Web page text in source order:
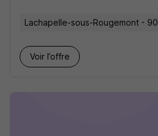
Lachapelle-sous-Rougemont - 90
Voir l’offre